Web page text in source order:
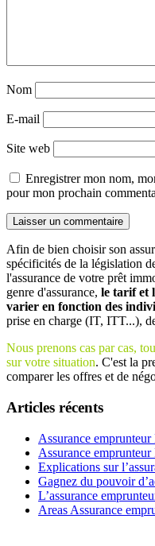
Nom
E-mail
Site web
Enregistrer mon nom,
pour mon prochain
Afin de bien choisir son
spécificités de la législation
l'assurance de votre prêt
genre d'assurance, le tarif et
varier en fonction des
prise en charge (IT, ITT...),
Nous prenons cas par cas,
sur votre situation. C'est la
comparer les offres et de
Articles récents
Assurance
Assurance
Explications sur
Gagnez du pouvoir
L’assurance
Areas Assurance